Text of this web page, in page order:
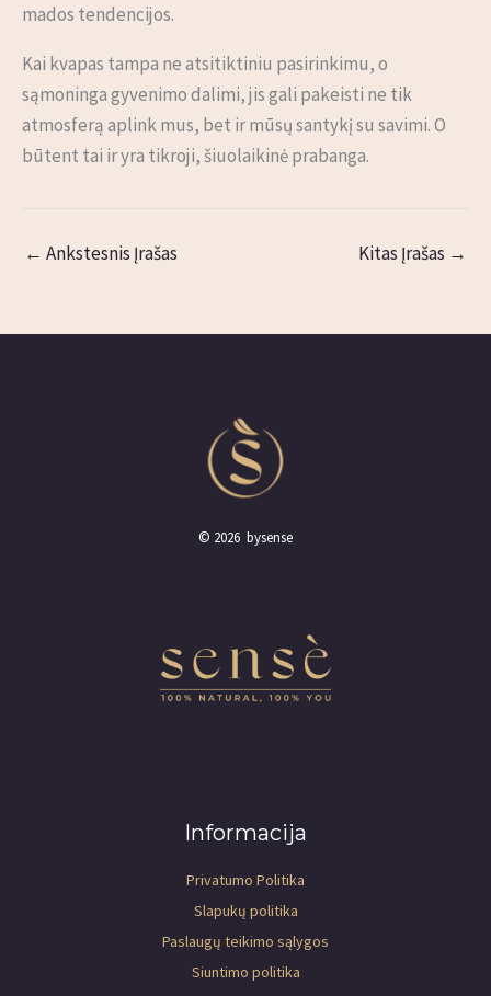
mados tendencijos.
Kai kvapas tampa ne atsitiktiniu pasirinkimu, o
sąmoninga gyvenimo dalimi, jis gali pakeisti ne tik
atmosferą aplink mus, bet ir mūsų santykį su savimi. O
būtent tai ir yra tikroji, šiuolaikinė prabanga.
← Ankstesnis Įrašas Kitas Įrašas →
© 2026 bysense
Informacija
Privatumo Politika
Slapukų politika
Paslaugų teikimo sąlygos
Siuntimo politika